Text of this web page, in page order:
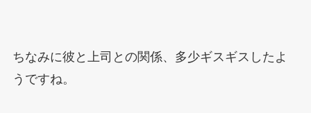
ちなみに彼と上司との関係、多少ギスギスしたよ
うですね。